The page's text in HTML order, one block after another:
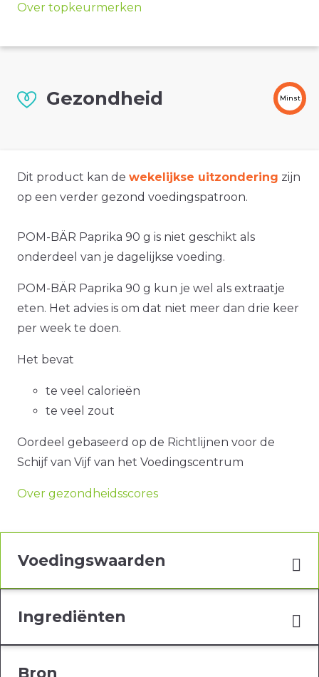
Over topkeurmerken
Gezondheid Minst
Dit product kan de wekelijkse uitzondering zijn
op een verder gezond voedingspatroon.
POM-BÄR Paprika 90 g is niet geschikt als
onderdeel van je dagelijkse voeding.
POM-BÄR Paprika 90 g kun je wel als extraatje
eten. Het advies is om dat niet meer dan drie keer
per week te doen.
Het bevat
te veel calorieën
te veel zout
Oordeel gebaseerd op de Richtlijnen voor de
Schijf van Vijf van het Voedingscentrum
Over gezondheidsscores
Voedingswaarden
Ingrediënten
Bron